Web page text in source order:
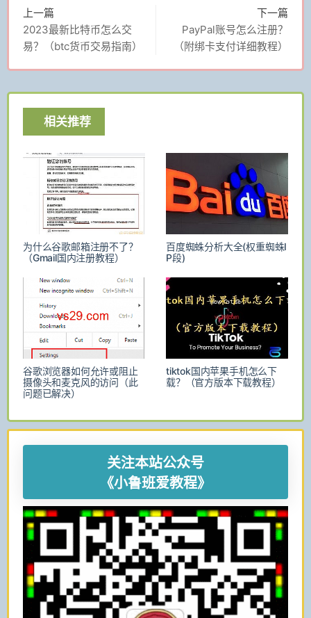
上一篇
2023最新比特币怎么交
易？（btc货币交易指南）
下一篇
PayPal账号怎么注册？
（附绑卡支付详细教程）
相关推荐
为什么谷歌邮箱注册不了？
（Gmail国内注册教程）
百度蜘蛛分析大全(权重蜘蛛I
P段)
谷歌浏览器如何允许或阻止
摄像头和麦克风的访问（此
问题已解决）
tiktok国内苹果手机怎么下
载？（官方版本下载教程）
关注本站公众号
《小鲁班爱教程》